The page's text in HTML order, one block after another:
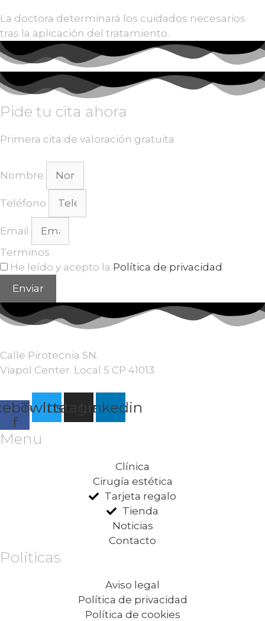
La doctora determinará los cuidados necesarios
tras la aplicación del tratamiento.
Pide tu cita ahora
Primera cita de valoración gratuita
Nombre
Teléfono
Email
Terminos
He leído y acepto la Política de privacidad
Enviar
Calle Pirotecnia SN.
Viapol Center. Local 5 CP 41013
f
TwitterInstagramLinkedin
Menu
Clínica
Cirugía estética
Tarjeta regalo
Tienda
Noticias
Contacto
Políticas
Aviso legal
Política de privacidad
Política de cookies